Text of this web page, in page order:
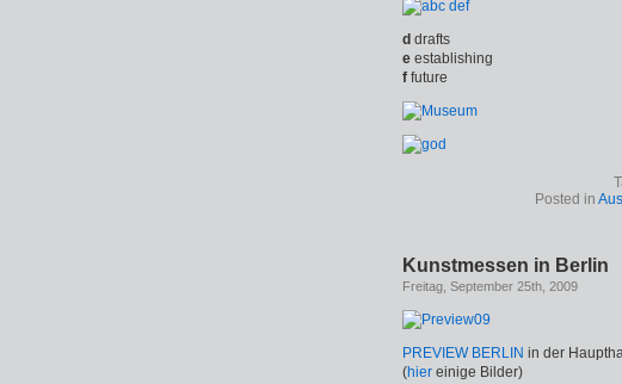
d drafts
e establishing
f future
Posted in
Kunstmessen in Berlin
Freitag, September 25th, 2009
PREVIEW BERLIN in der
(hier einige Bilder)